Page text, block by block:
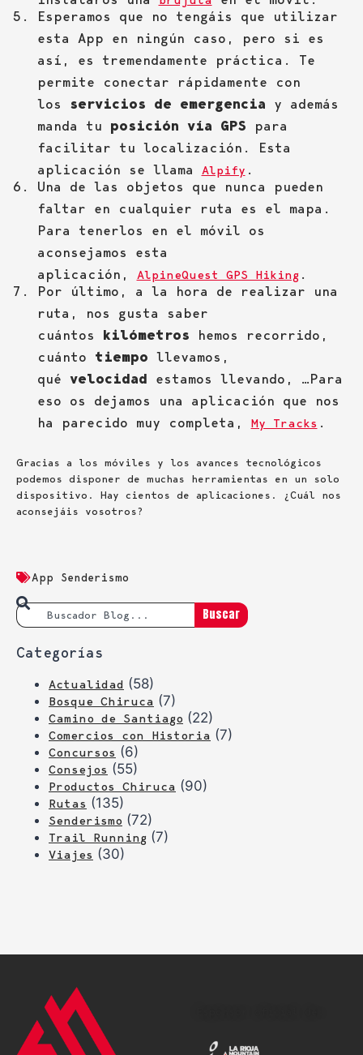
Esperamos que no tengáis que utilizar
esta App en ningún caso, pero si es
así, es tremendamente práctica. Te
permite conectar rápidamente con
los servicios de emergencia y además
manda tu posición vía GPS para
facilitar tu localización. Esta
aplicación se llama Alpify .
Una de las objetos que nunca pueden
faltar en cualquier ruta es el mapa.
Para tenerlos en el móvil os
aconsejamos esta
aplicación, AlpineQuest GPS Hiking.
Por último, a la hora de realizar una
ruta, nos gusta saber
cuántos kilómetros hemos recorrido,
cuánto tiempo llevamos,
qué velocidad estamos llevando, …Para
eso os dejamos una aplicación que nos
ha parecido muy completa, My Tracks .
Gracias a los móviles y los avances tecnológicos
podemos disponer de muchas herramientas en un solo
dispositivo. Hay cientos de aplicaciones. ¿Cuál nos
aconsejáis vosotros?
App Senderismo
Buscar
Categorías
Actualidad (58)
Bosque Chiruca (7)
Camino de Santiago (22)
Comercios con Historia (7)
Concursos (6)
Consejos (55)
Productos Chiruca (90)
Rutas (135)
Senderismo (72)
Trail Running (7)
Viajes (30)